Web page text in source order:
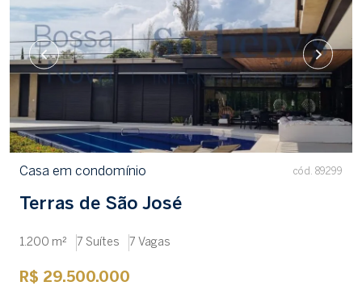
Casa em condomínio cód. 89299
Terras de São José
1.200 m² 7 Suítes 7 Vagas
R$ 29.500.000